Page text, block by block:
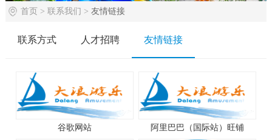
首页 > 联系我们 > 友情链接
联系方式 人才招聘 友情链接
谷歌网站 阿里巴巴（国际站）旺铺